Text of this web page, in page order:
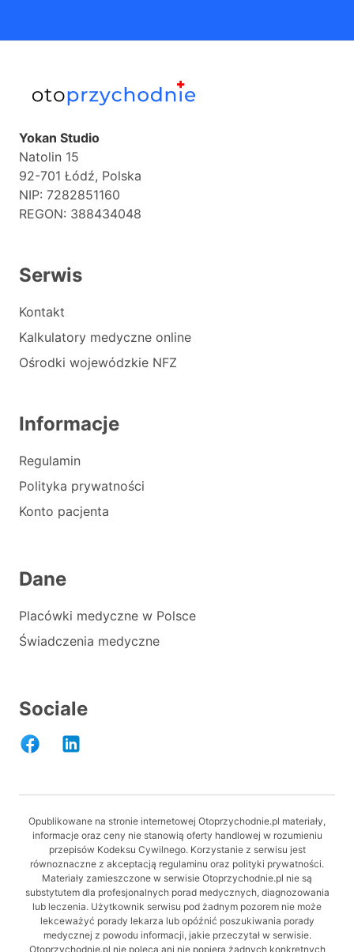
Yokan Studio
Natolin 15
92-701 Łódź, Polska
NIP: 7282851160
REGON: 388434048
Serwis
Kontakt
Kalkulatory medyczne online
Ośrodki wojewódzkie NFZ
Informacje
Regulamin
Polityka prywatności
Konto pacjenta
Dane
Placówki medyczne w Polsce
Świadczenia medyczne
Sociale
Opublikowane na stronie internetowej Otoprzychodnie.pl materiały,
informacje oraz ceny nie stanowią oferty handlowej w rozumieniu
przepisów Kodeksu Cywilnego. Korzystanie z serwisu jest
równoznaczne z akceptacją regulaminu oraz polityki prywatności.
Materiały zamieszczone w serwisie Otoprzychodnie.pl nie są
substytutem dla profesjonalnych porad medycznych, diagnozowania
lub leczenia. Użytkownik serwisu pod żadnym pozorem nie może
lekceważyć porady lekarza lub opóźnić poszukiwania porady
medycznej z powodu informacji, jakie przeczytał w serwisie.
Otoprzychodnie.pl nie poleca ani nie popiera żadnych konkretnych